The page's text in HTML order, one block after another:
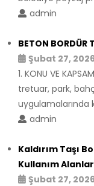
admin
BETON BORDÜR
Şubat 27,
1. KONU VE
tretuar, park,
uygulamalarında
admin
Kaldırım Taşı
Kullanım
Şubat 27,